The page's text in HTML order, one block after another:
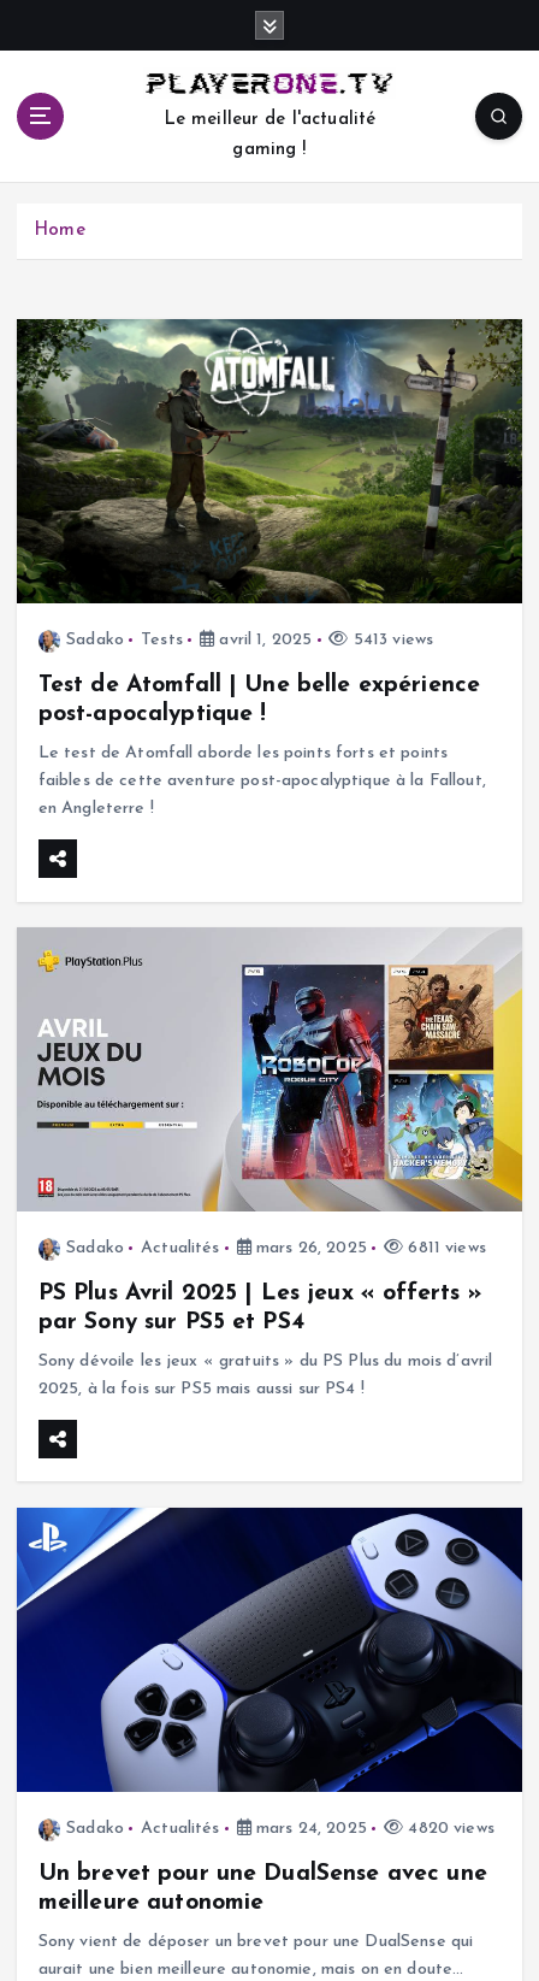
c
Le meilleur de l'actualité
gaming !
Home
Sadako Tests avril 1, 2025 5413 views
Test de Atomfall | Une belle expérience
post-apocalyptique !
Le test de Atomfall aborde les points forts et points
faibles de cette aventure post-apocalyptique à la Fallout,
en Angleterre !
Sadako Actualités mars 26, 2025 6811 views
PS Plus Avril 2025 | Les jeux « offerts »
par Sony sur PS5 et PS4
Sony dévoile les jeux « gratuits » du PS Plus du mois d’avril
2025, à la fois sur PS5 mais aussi sur PS4 !
Sadako Actualités mars 24, 2025 4820 views
Un brevet pour une DualSense avec une
meilleure autonomie
Sony vient de déposer un brevet pour une DualSense qui
aurait une bien meilleure autonomie, mais on en doute…